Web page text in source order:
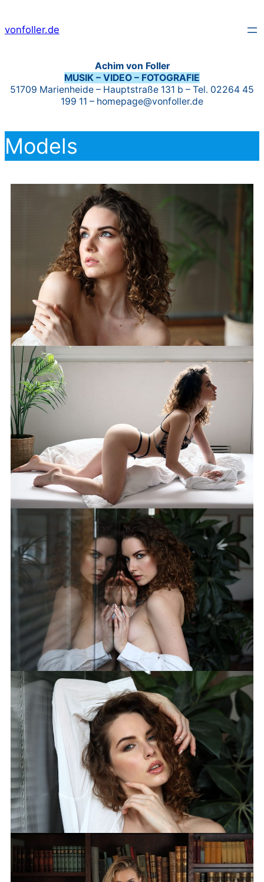
vonfoller.de
Achim von Foller
MUSIK – VIDEO – FOTOGRAFIE
51709 Marienheide – Hauptstraße 131 b – Tel. 02264 45
199 11 – homepage@vonfoller.de
Models